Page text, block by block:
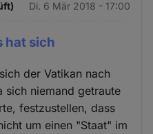
Di. 6 Mär 2018 - 17:00
hat sich
der Vatikan nach
sich niemand getraute
festzustellen, dass
um einen "Staat" im